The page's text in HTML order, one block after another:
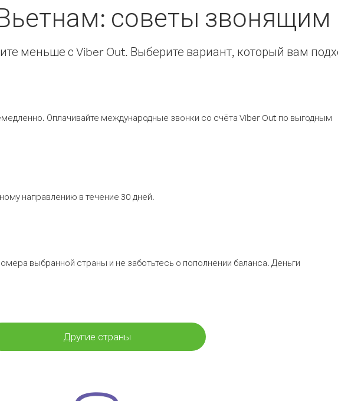
советы звонящим
меньше с Viber Out. Выберите вариант, который вам
Оплачивайте международные звонки со счёта Viber Out по выгодным
направлению в течение 30 дней.
выбранной страны и не заботьтесь о пополнении баланса. Деньги
Другие страны